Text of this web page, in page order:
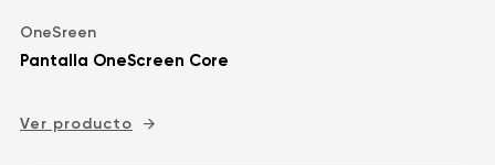
OneSreen
Pantalla OneScreen Core
Ver producto